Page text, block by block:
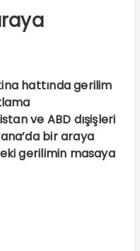
hattında gerilim
ve ABD dışişleri
bir araya
gerilimin masaya